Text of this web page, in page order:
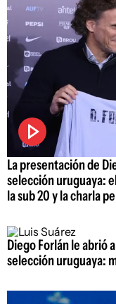
La presentación de
selección uruguaya:
la sub 20 y la charla
Diego Forlán le abrió
selección uruguaya: